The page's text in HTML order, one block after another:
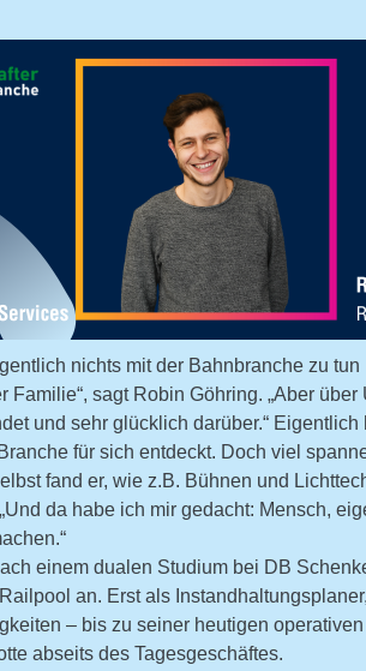
nichts mit der Bahnbranche zu
Familie“, sagt Robin Göhring. „Aber
und sehr glücklich darüber.“ Eigentlich
für sich entdeckt. Doch viel
fand er, wie z.B. Bühnen und
da habe ich mir gedacht: Mensch,
einem dualen Studium bei DB
an. Erst als
– bis zu seiner heutigen
abseits des Tagesgeschäftes.